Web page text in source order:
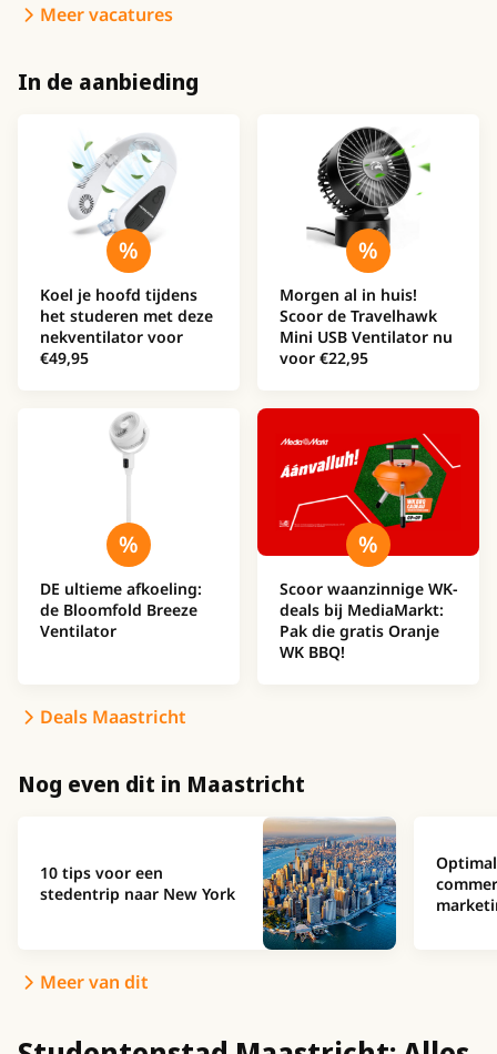
Meer vacatures
In de aanbieding
Koel je hoofd tijdens
het studeren met deze
nekventilator voor
€49,95
Morgen al in huis!
Scoor de Travelhawk
Mini USB Ventilator nu
voor €22,95
DE ultieme afkoeling:
de Bloomfold Breeze
Ventilator
Scoor waanzinnige WK-
deals bij MediaMarkt:
Pak die gratis Oranje
WK BBQ!
Deals Maastricht
Nog even dit in Maastricht
10 tips voor een
stedentrip naar New York
Meer van dit